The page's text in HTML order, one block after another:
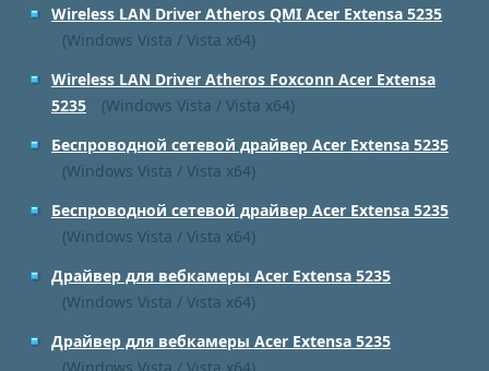
Wireless LAN Driver Atheros QMI Acer Extensa 5235
(Windows Vista / Vista x64)
Wireless LAN Driver Atheros Foxconn Acer Extensa
5235
(Windows Vista / Vista x64)
Беспроводной сетевой драйвер Acer Extensa 5235
(Windows Vista / Vista x64)
Беспроводной сетевой драйвер Acer Extensa 5235
(Windows Vista / Vista x64)
Драйвер для вебкамеры Acer Extensa 5235
(Windows Vista / Vista x64)
Драйвер для вебкамеры Acer Extensa 5235